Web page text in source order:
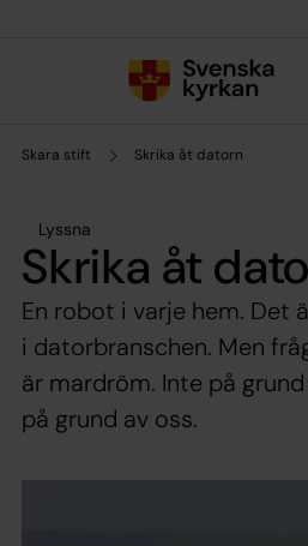
Skara stift Skrika åt datorn
Lyssna
Skrika åt
En robot i varje hem. Det
i datorbranschen. Men
är mardröm. Inte på
på grund av oss.